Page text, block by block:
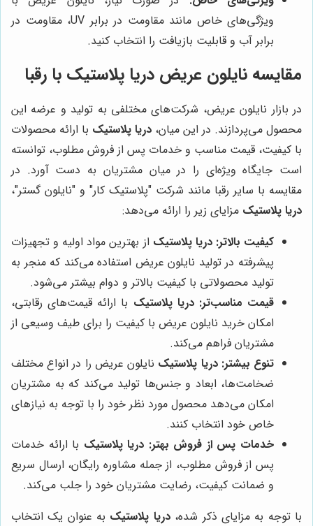
ویژگی‌های خاص مانند مقاومت در برابر UV، مقاومت در
برابر آب و قابلیت بازیافت را انتخاب کنید.
مقایسه نایلون عریض دریا پلاستیک با رقبا
در بازار نایلون عریض، شرکت‌های مختلفی به تولید و عرضه این
محصول می‌پردازند. در این میان، دریا پلاستیک با ارائه محصولات
با کیفیت، قیمت مناسب و خدمات پس از فروش مطلوب، توانسته
است جایگاه ویژه‌ای را در میان مشتریان به دست آورد. در
مقایسه با سایر رقبا مانند شرکت "پلاستیک کار" و "نایلون گستر"،
دریا پلاستیک مزایای زیر را ارائه می‌دهد:
کیفیت بالاتر: دریا پلاستیک از بهترین مواد اولیه و تجهیزات
پیشرفته در تولید نایلون عریض استفاده می‌کند که منجر به
تولید محصولاتی با کیفیت بالاتر و دوام بیشتر می‌شود.
قیمت مناسب‌تر: دریا پلاستیک با ارائه قیمت‌های رقابتی،
امکان خرید نایلون عریض با کیفیت را برای طیف وسیعی از
مشتریان فراهم می‌کند.
تنوع بیشتر: دریا پلاستیک نایلون عریض را در انواع مختلف
ضخامت‌ها، ابعاد و جنس‌ها تولید می‌کند که به مشتریان
امکان می‌دهد محصول مورد نظر خود را با توجه به نیازهای
خاص خود انتخاب کنند.
خدمات پس از فروش بهتر: دریا پلاستیک با ارائه خدمات
پس از فروش مطلوب، از جمله مشاوره رایگان، ارسال سریع
و ضمانت کیفیت، رضایت مشتریان خود را جلب می‌کند.
با توجه به مزایای ذکر شده،دریا پلاستیک به عنوان یک انتخاب